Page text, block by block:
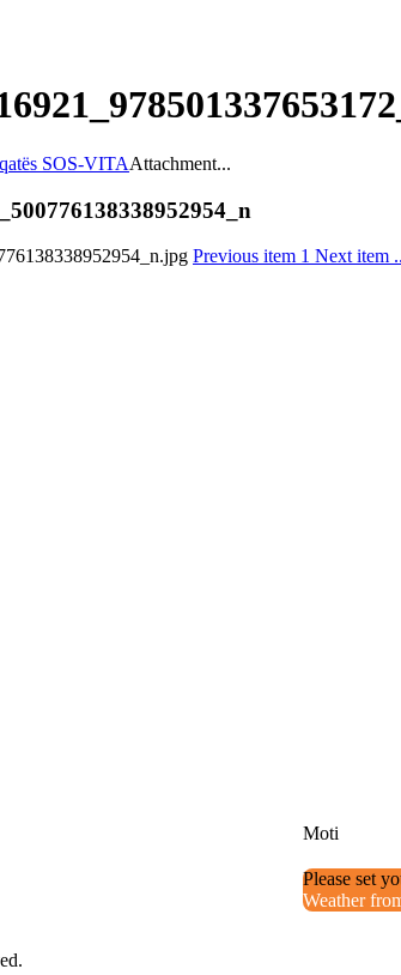
SOS-VITAAttachment...
Previous item 1 Next item
Moti
Please set
Weather